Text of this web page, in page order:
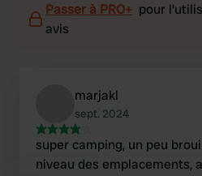
Passer à PRO+ pour
avis
marjakl
sept. 2024
super camping, un peu
niveau des emplacements,